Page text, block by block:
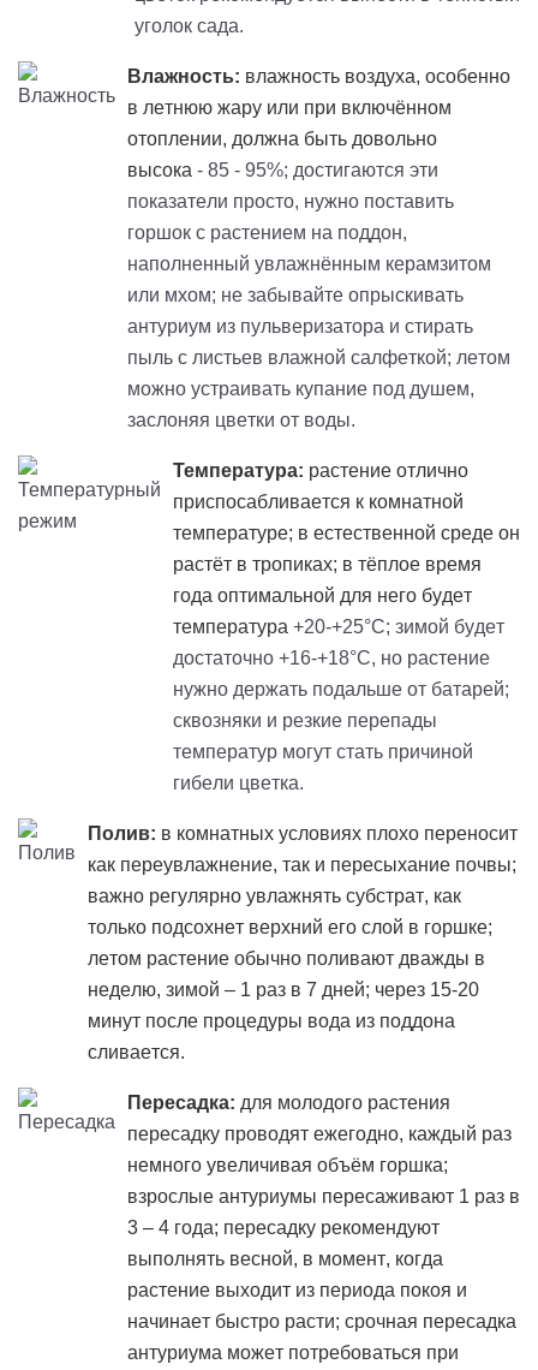
уголок сада.
Влажность: влажность воздуха, особенно
в летнюю жару или при включённом
отоплении, должна быть довольно
высока - 85 - 95%; достигаются эти
показатели просто, нужно поставить
горшок с растением на поддон,
наполненный увлажнённым керамзитом
или мхом; не забывайте опрыскивать
антуриум из пульверизатора и стирать
пыль с листьев влажной салфеткой; летом
можно устраивать купание под душем,
заслоняя цветки от воды.
Температура: растение отлично
приспосабливается к комнатной
температуре; в естественной среде он
растёт в тропиках; в тёплое время
года оптимальной для него будет
температура +20-+25°C; зимой будет
достаточно +16-+18°C, но растение
нужно держать подальше от батарей;
сквозняки и резкие перепады
температур могут стать причиной
гибели цветка.
Полив: в комнатных условиях плохо переносит
как переувлажнение, так и пересыхание почвы;
важно регулярно увлажнять субстрат, как
только подсохнет верхний его слой в горшке;
летом растение обычно поливают дважды в
неделю, зимой – 1 раз в 7 дней; через 15-20
минут после процедуры вода из поддона
сливается.
Пересадка: для молодого растения
пересадку проводят ежегодно, каждый раз
немного увеличивая объём горшка;
взрослые антуриумы пересаживают 1 раз в
3 – 4 года; пересадку рекомендуют
выполнять весной, в момент, когда
растение выходит из периода покоя и
начинает быстро расти; срочная пересадка
антуриума может потребоваться при